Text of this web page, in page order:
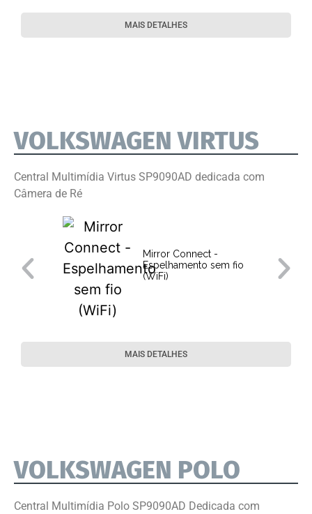
MAIS DETALHES
VOLKSWAGEN VIRTUS
Central Multimídia Virtus SP9090AD dedicada com
Câmera de Ré
Mirror Connect -
Espelhamento sem fio
(WiFi)
MAIS DETALHES
VOLKSWAGEN POLO
Central Multimídia Polo SP9090AD Dedicada com